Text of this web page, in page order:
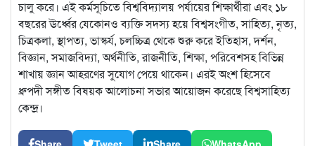
চালু করে। এই কর্মসূচিতে বিশ্ববিদ্যালয় পর্যায়ের শিক্ষার্থীরা এবং ১৮
বছরের ঊর্ধ্বের যেকোনও ব্যক্তি সদস্য হয়ে বিশ্বসংগীত, সাহিত্য, নৃত্য,
চিত্রকলা, স্থাপত্য, ভাস্কর্য, চলচ্চিত্র থেকে শুরু করে ইতিহাস, দর্শন,
বিজ্ঞান, সমাজবিদ্যা, অর্থনীতি, রাজনীতি, শিক্ষা, পরিবেশসহ বিভিন্ন
শাখায় জ্ঞান আহরণের সুযোগ পেয়ে থাকেন। এরই অংশ হিসেবে
ধ্রুপদী সঙ্গীত বিষয়ক আলোচনা সভার আয়োজন করেছে বিশ্বসাহিত্য
কেন্দ্র।